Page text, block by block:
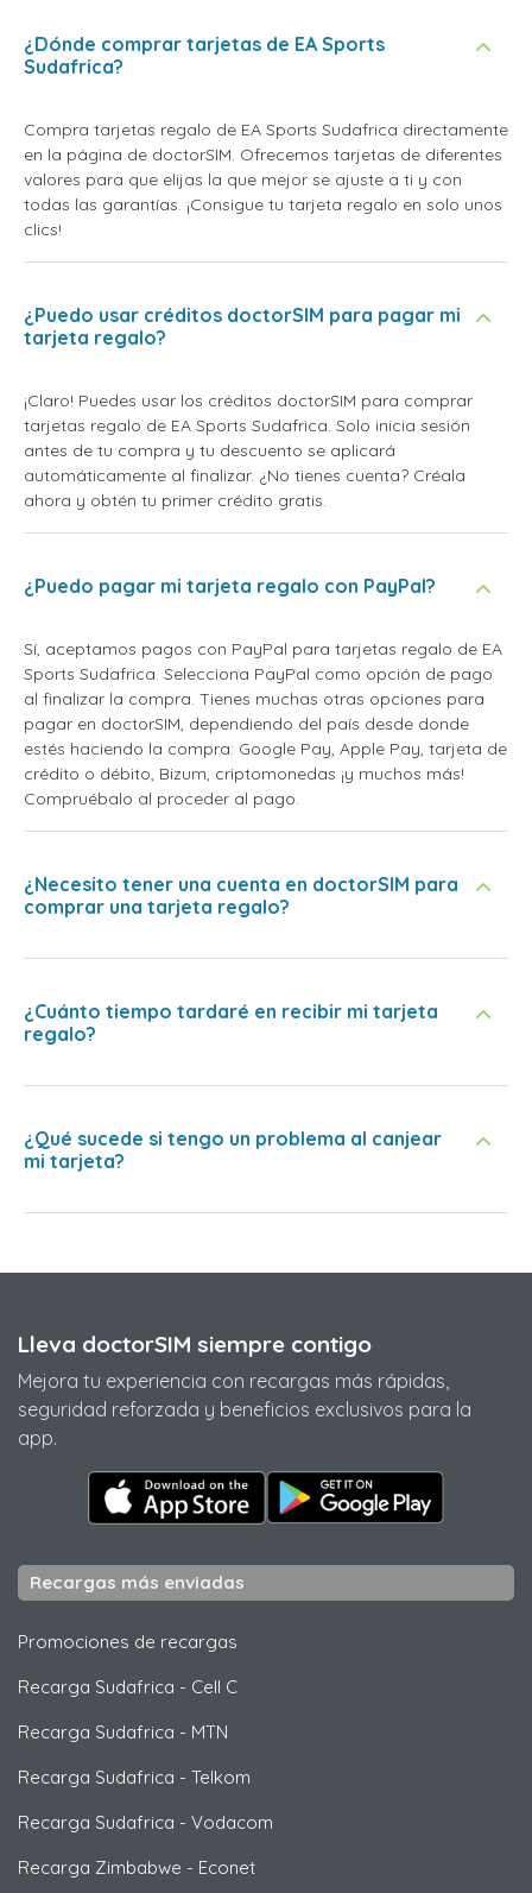
¿Dónde comprar tarjetas de EA Sports
Sudafrica?
Compra tarjetas regalo de EA Sports Sudafrica directamente
en la página de doctorSIM. Ofrecemos tarjetas de diferentes
valores para que elijas la que mejor se ajuste a ti y con
todas las garantías. ¡Consigue tu tarjeta regalo en solo unos
clics!
¿Puedo usar créditos doctorSIM para pagar mi
tarjeta regalo?
¡Claro! Puedes usar los créditos doctorSIM para comprar
tarjetas regalo de EA Sports Sudafrica. Solo inicia sesión
antes de tu compra y tu descuento se aplicará
automáticamente al finalizar. ¿No tienes cuenta? Créala
ahora y obtén tu primer crédito gratis.
¿Puedo pagar mi tarjeta regalo con PayPal?
Sí, aceptamos pagos con PayPal para tarjetas regalo de EA
Sports Sudafrica. Selecciona PayPal como opción de pago
al finalizar la compra. Tienes muchas otras opciones para
pagar en doctorSIM, dependiendo del país desde donde
estés haciendo la compra: Google Pay, Apple Pay, tarjeta de
crédito o débito, Bizum, criptomonedas ¡y muchos más!
Compruébalo al proceder al pago.
¿Necesito tener una cuenta en doctorSIM para
comprar una tarjeta regalo?
¿Cuánto tiempo tardaré en recibir mi tarjeta
regalo?
¿Qué sucede si tengo un problema al canjear
mi tarjeta?
Lleva doctorSIM siempre contigo
Mejora tu experiencia con recargas más rápidas,
seguridad reforzada y beneficios exclusivos para la
app.
Recargas más enviadas
Promociones de recargas
Recarga Sudafrica - Cell C
Recarga Sudafrica - MTN
Recarga Sudafrica - Telkom
Recarga Sudafrica - Vodacom
Recarga Zimbabwe - Econet